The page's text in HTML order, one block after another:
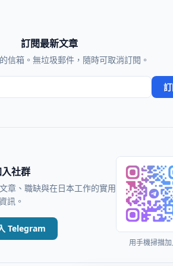
訂閱最新文章
信箱。無垃圾郵件，隨時可取消訂閱。
社群
章、職缺與在日本工作的實用
訊。
Telegram
用手機掃描